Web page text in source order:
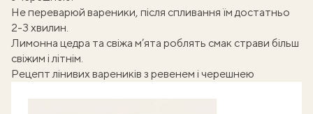
Не переварюй вареники, після спливання їм достатньо
2-3 хвилин.
Лимонна цедра та свіжа м’ята роблять смак страви більш
свіжим і літнім.
Рецепт лінивих вареників з ревенем і черешнею